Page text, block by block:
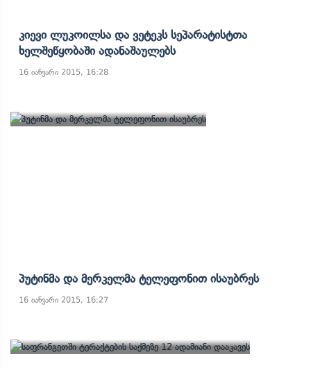
Კიევი Ლუკოილსა Და Ვეტეკს Სეპარატისტთა
Ხელშეწყობაში Ადანაშაულებს
16 იანვარი 2015, 16:28
Პუტინმა Და Მერკელმა Ტელეფონით Ისაუბრეს
16 იანვარი 2015, 16:27